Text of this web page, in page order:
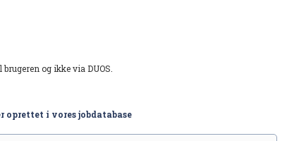
og ikke via DUOS.
i vores jobdatabase